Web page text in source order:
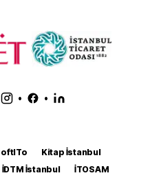
• •
Kitap İstanbul
İDTM İstanbul
İTOSAM